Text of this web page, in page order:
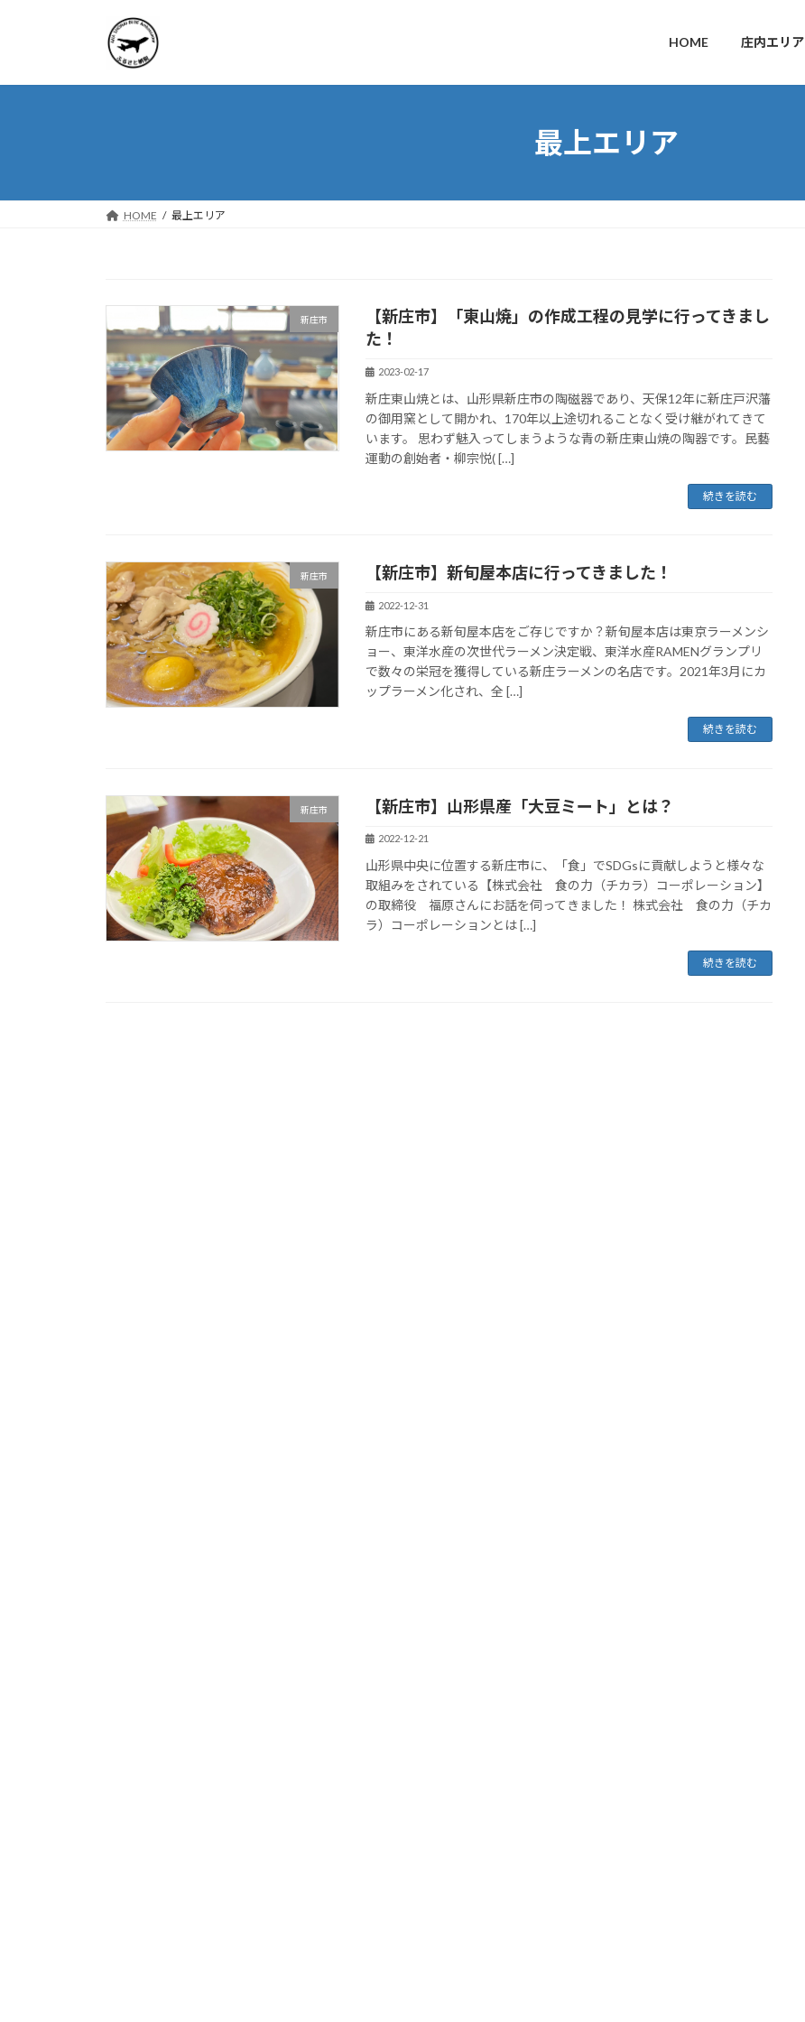
プ
動
HOME 庄内エリア
最上エリア
HOME 最上エリア
新庄市
【新庄市】「東山焼」の作成工程の見学に行ってきまし
た！
2023-02-17
新庄東山焼とは、山形県新庄市の陶磁器であり、天保12年に新庄戸沢藩
の御用窯として開かれ、170年以上途切れることなく受け継がれてきて
います。 思わず魅入ってしまうような青の新庄東山焼の陶器です。民藝
運動の創始者・柳宗悦( […]
続きを読む
新庄市 【新庄市】新旬屋本店に行ってきました！
2022-12-31
新庄市にある新旬屋本店をご存じですか？新旬屋本店は東京ラーメンシ
ョー、東洋水産の次世代ラーメン決定戦、東洋水産RAMENグランプリ
で数々の栄冠を獲得している新庄ラーメンの名店です。2021年3月にカ
ップラーメン化され、全 […]
続きを読む
新庄市 【新庄市】山形県産「大豆ミート」とは？
2022-12-21
山形県中央に位置する新庄市に、「食」でSDGsに貢献しようと様々な
取組みをされている【株式会社 食の力（チカラ）コーポレーション】
の取締役 福原さんにお話を伺ってきました！ 株式会社 食の力（チカ
ラ）コーポレーションとは […]
続きを読む